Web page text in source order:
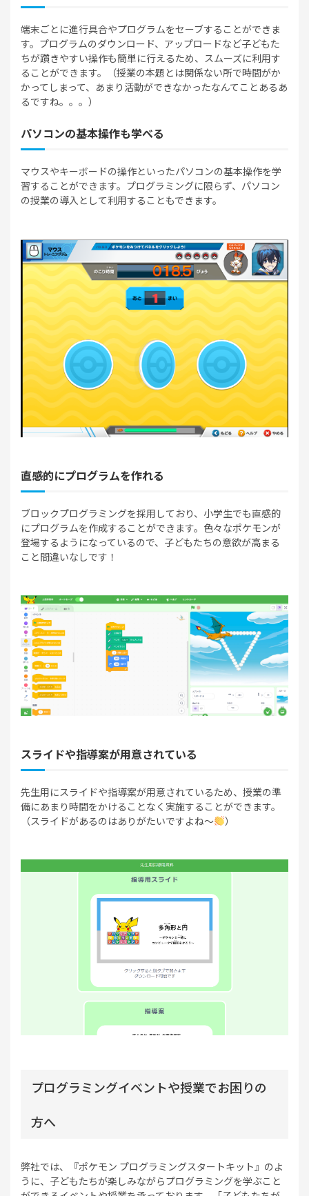
端末ごとに進行具合やプログラムをセーブすることができま
す。プログラムのダウンロード、アップロードなど子どもた
ちが躓きやすい操作も簡単に行えるため、スムーズに利用す
ることができます。（授業の本題とは関係ない所で時間がか
かってしまって、あまり活動ができなかったなんてことあるあ
るですね。。。）
パソコンの基本操作も学べる
マウスやキーボードの操作といったパソコンの基本操作を学
習することができます。プログラミングに限らず、パソコン
の授業の導入として利用することもできます。
直感的にプログラムを作れる
ブロックプログラミングを採用しており、小学生でも直感的
にプログラムを作成することができます。色々なポケモンが
登場するようになっているので、子どもたちの意欲が高まる
こと間違いなしです！
スライドや指導案が用意されている
先生用にスライドや指導案が用意されているため、授業の準
備にあまり時間をかけることなく実施することができます。
（スライドがあるのはありがたいですよね～
）
プログラミングイベントや授業でお困りの
方へ
弊社では、『ポケモン プログラミングスタートキット』のよ
うに、子どもたちが楽しみながらプログラミングを学ぶこと